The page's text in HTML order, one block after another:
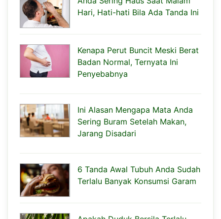
Hari, Hati-hati Bila Ada Tanda Ini
Kenapa Perut Buncit Meski Berat
Badan Normal, Ternyata Ini
Penyebabnya
Ini Alasan Mengapa Mata Anda
Sering Buram Setelah Makan,
Jarang Disadari
6 Tanda Awal Tubuh Anda Sudah
Terlalu Banyak Konsumsi Garam